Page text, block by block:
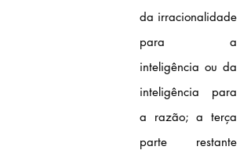
da irracionalidade
para a
inteligência ou da
inteligência para
a razão; a terça
parte restante